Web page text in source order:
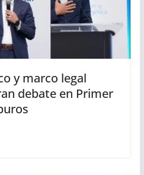
y marco legal
debate en Primer